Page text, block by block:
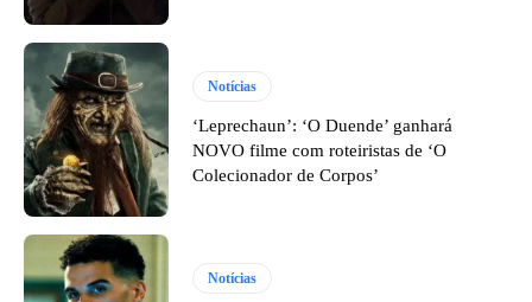
Notícias
‘Leprechaun’: ‘O Duende’ ganhará
NOVO filme com roteiristas de ‘O
Colecionador de Corpos’
Notícias